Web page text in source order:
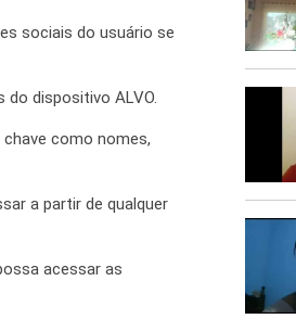
sociais do usuário se
dispositivo ALVO.
como nomes,
a partir de qualquer
acessar as